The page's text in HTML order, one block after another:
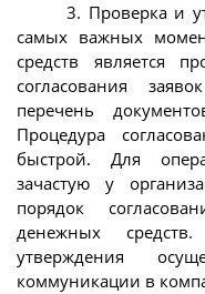
3. Проверка и
самых важных
средств является
согласования
перечень
Процедура
быстрой. Для
зачастую у
порядок
денежных
утверждения
коммуникации в